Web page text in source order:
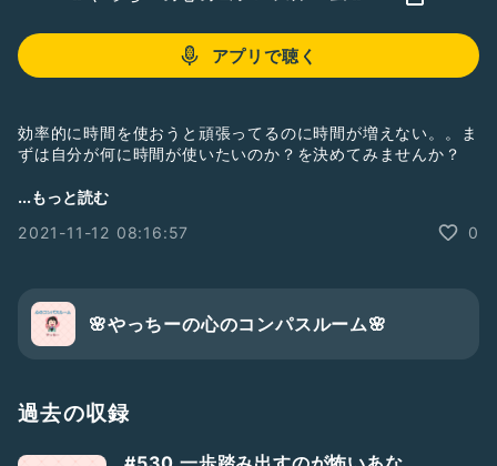
アプリで聴く
効率的に時間を使おうと頑張ってるのに時間が増えない。。ま
ずは自分が何に時間が使いたいのか？を決めてみませんか？
🌸お知らせ🌸
働くママの上手な時間の使い方
お申し込みはこちらから
↓
＝＝＝＝＝＝＝＝＝＝＝＝＝＝
...もっと読む
2021-11-12 08:16:57
0
🌸やっちーの心のコンパスルーム🌸
過去の収録